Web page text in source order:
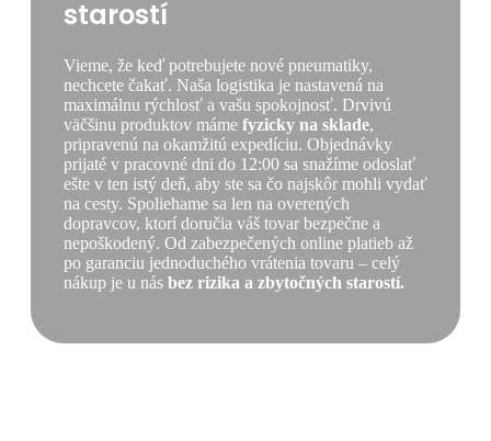
starostí
Vieme, že keď potrebujete nové pneumatiky,
nechcete čakať. Naša logistika je nastavená na
maximálnu rýchlosť a vašu spokojnosť. Drvivú
väčšinu produktov máme fyzicky na sklade,
pripravenú na okamžitú expedíciu. Objednávky
prijaté v pracovné dni do 12:00 sa snažíme odoslať
ešte v ten istý deň, aby ste sa čo najskôr mohli vydať
na cesty. Spoliehame sa len na overených
dopravcov, ktorí doručia váš tovar bezpečne a
nepoškodený. Od zabezpečených online platieb až
po garanciu jednoduchého vrátenia tovaru – celý
nákup je u nás bez rizika a zbytočných starostí.